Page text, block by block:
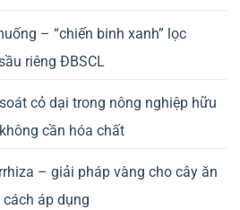
– “chiến binh xanh” lọc
riêng ĐBSCL
cỏ dại trong nông nghiệp hữu
cần hóa chất
– giải pháp vàng cho cây ăn
áp dụng